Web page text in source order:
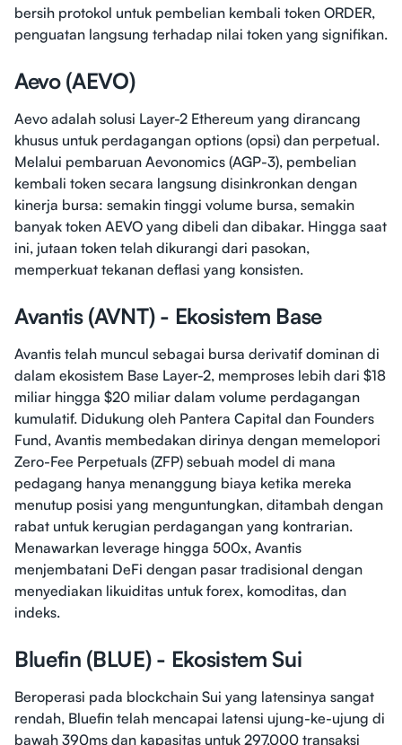
bersih protokol untuk pembelian kembali token ORDER,
penguatan langsung terhadap nilai token yang signifikan.
Aevo (AEVO)
Aevo adalah solusi Layer-2 Ethereum yang dirancang
khusus untuk perdagangan options (opsi) dan perpetual.
Melalui pembaruan Aevonomics (AGP-3), pembelian
kembali token secara langsung disinkronkan dengan
kinerja bursa: semakin tinggi volume bursa, semakin
banyak token AEVO yang dibeli dan dibakar. Hingga saat
ini, jutaan token telah dikurangi dari pasokan,
memperkuat tekanan deflasi yang konsisten.
Avantis (AVNT) - Ekosistem Base
Avantis telah muncul sebagai bursa derivatif dominan di
dalam ekosistem Base Layer-2, memproses lebih dari $18
miliar hingga $20 miliar dalam volume perdagangan
kumulatif. Didukung oleh Pantera Capital dan Founders
Fund, Avantis membedakan dirinya dengan memelopori
Zero-Fee Perpetuals (ZFP) sebuah model di mana
pedagang hanya menanggung biaya ketika mereka
menutup posisi yang menguntungkan, ditambah dengan
rabat untuk kerugian perdagangan yang kontrarian.
Menawarkan leverage hingga 500x, Avantis
menjembatani DeFi dengan pasar tradisional dengan
menyediakan likuiditas untuk forex, komoditas, dan
indeks.
Bluefin (BLUE) - Ekosistem Sui
Beroperasi pada blockchain Sui yang latensinya sangat
rendah, Bluefin telah mencapai latensi ujung-ke-ujung di
bawah 390ms dan kapasitas untuk 297.000 transaksi